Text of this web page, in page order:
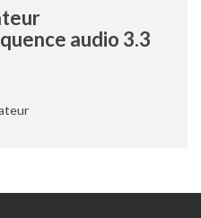
audio 3.3